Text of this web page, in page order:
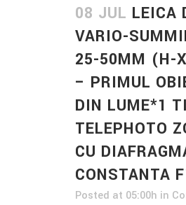
08 JUL LEICA
VARIO-
25-50MM (H-
– PRIMUL
DIN LUME*1
TELEPHOTO
CU
CONSTANTA
Posted at 05:00h in